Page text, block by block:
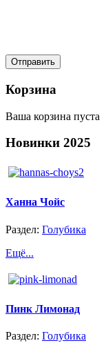
Корзина
Ваша корзина пуста
Новинки 2025
Ханна Чойс
Раздел: Голубика
Ещё...
Пинк Лимонад
Раздел: Голубика